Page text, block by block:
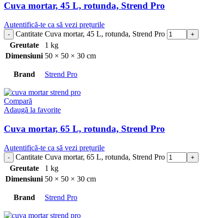
Cuva mortar, 45 L, rotunda, Strend Pro
Autentifică-te ca să vezi prețurile
Cantitate Cuva mortar, 45 L, rotunda, Strend Pro
Greutate
1 kg
Dimensiuni 50 × 50 × 30 cm
Brand Strend Pro
Compară
Adaugă la favorite
Cuva mortar, 65 L, rotunda, Strend Pro
Autentifică-te ca să vezi prețurile
Cantitate Cuva mortar, 65 L, rotunda, Strend Pro
Greutate
1 kg
Dimensiuni 50 × 50 × 30 cm
Brand Strend Pro